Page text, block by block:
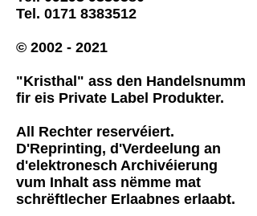
Tel. 0171 8383512
© 2002 - 2021
"Kristhal" ass den Handelsnumm
fir eis Private Label Produkter.
All Rechter reservéiert.
D'Reprinting, d'Verdeelung an
d'elektronesch Archivéierung
vum Inhalt ass nëmme mat
schrëftlecher Erlaabnes erlaabt.